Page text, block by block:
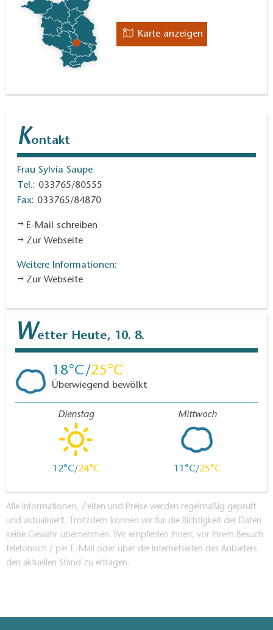
Karte anzeigen
Kontakt
Frau Sylvia Saupe
Tel.: 033765/80555
Fax: 033765/84870
E-Mail schreiben
Zur Webseite
Weitere Informationen:
Zur Webseite
Wetter Heute, 10. 8.
18 25
Überwiegend bewölkt
Dienstag
12 24
Mittwoch
11 25
Alle Informationen, Zeiten und Preise werden regelmäßig geprüft
und aktualisiert. Trotzdem können wir für die Richtigkeit der Daten
keine Gewähr übernehmen. Wir empfehlen Ihnen, vor Ihrem Besuch
telefonisch / per E-Mail oder über die Internetseiten des Anbieters
den aktuellen Stand zu erfragen.